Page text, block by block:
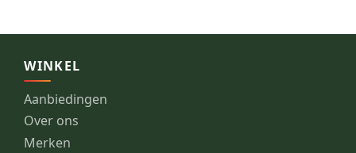
WINKEL
Aanbiedingen
Over ons
Merken